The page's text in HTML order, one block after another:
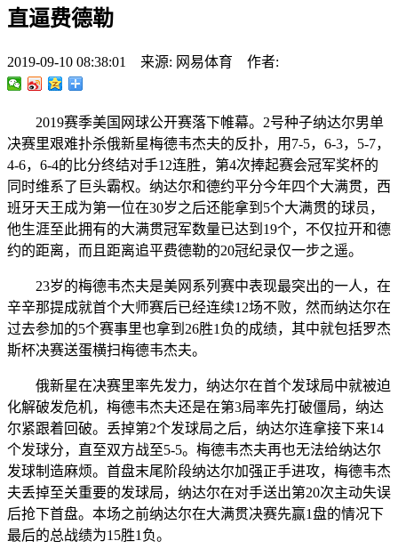
直逼费德勒
2019-09-10 08:38:01 来源: 网易体育 作者:
2019赛季美国网球公开赛落下帷幕。2号种子纳达尔男单
决赛里艰难扑杀俄新星梅德韦杰夫的反扑，用7-5，6-3，5-7，
4-6，6-4的比分终结对手12连胜，第4次捧起赛会冠军奖杯的
同时维系了巨头霸权。纳达尔和德约平分今年四个大满贯，西
班牙天王成为第一位在30岁之后还能拿到5个大满贯的球员，
他生涯至此拥有的大满贯冠军数量已达到19个，不仅拉开和德
约的距离，而且距离追平费德勒的20冠纪录仅一步之遥。
23岁的梅德韦杰夫是美网系列赛中表现最突出的一人，在
辛辛那提成就首个大师赛后已经连续12场不败，然而纳达尔在
过去参加的5个赛事里也拿到26胜1负的成绩，其中就包括罗杰
斯杯决赛送蛋横扫梅德韦杰夫。
俄新星在决赛里率先发力，纳达尔在首个发球局中就被迫
化解破发危机，梅德韦杰夫还是在第3局率先打破僵局，纳达
尔紧跟着回破。丢掉第2个发球局之后，纳达尔连拿接下来14
个发球分，直至双方战至5-5。梅德韦杰夫再也无法给纳达尔
发球制造麻烦。首盘末尾阶段纳达尔加强正手进攻，梅德韦杰
夫丢掉至关重要的发球局，纳达尔在对手送出第20次主动失误
后抢下首盘。本场之前纳达尔在大满贯决赛先赢1盘的情况下
最后的总战绩为15胜1负。